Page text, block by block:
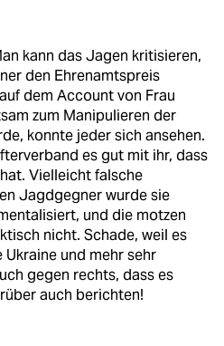
kann das Jagen kritisieren,
den Ehrenamtspreis
dem Account von Frau
zum Manipulieren der
konnte jeder sich ansehen.
es gut mit ihr, dass
Vielleicht falsche
Jagdgegner wurde sie
und die motzen
nicht. Schade, weil es
und mehr sehr
gegen rechts, dass es
auch berichten!